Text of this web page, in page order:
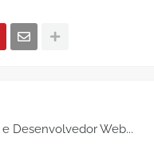
Desenvolvedor Web...